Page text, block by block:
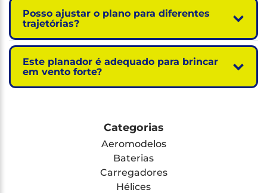
Posso ajustar o plano para diferentes
trajetórias?
Este planador é adequado para brincar
em vento forte?
Categorias
Aeromodelos
Baterias
Carregadores
Hélices